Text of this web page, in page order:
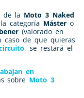
de la Moto 3 Naked
categoría Mástero
(valorado en
caso de que quieras
, se restará el
en
sobre Moto 3